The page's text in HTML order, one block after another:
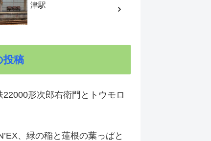
津駅
投稿
22000形次郎右衛門とトウモロ
、緑の稲と蓮根の葉っぱと